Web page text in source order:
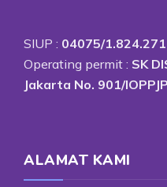
SIUP : 04075/1.824.271
Operating permit : SK
Jakarta No. 901/
ALAMAT KAMI